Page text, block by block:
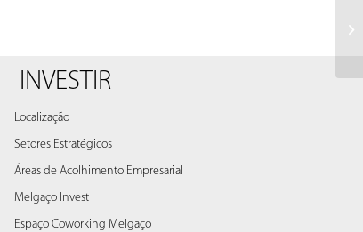
INVESTIR
Localização
Setores Estratégicos
Áreas de Acolhimento Empresarial
Melgaço Invest
Espaço Coworking Melgaço